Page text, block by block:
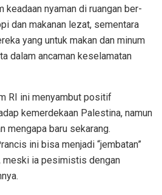
keadaan nyaman di ruangan ber-
dan makanan lezat, sementara
yang untuk makan dan minum
dalam ancaman keselamatan
RI ini menyambut positif
kemerdekaan Palestina, namun
mengapa baru sekarang.
ini bisa menjadi “jembatan”
meski ia pesimistis dengan